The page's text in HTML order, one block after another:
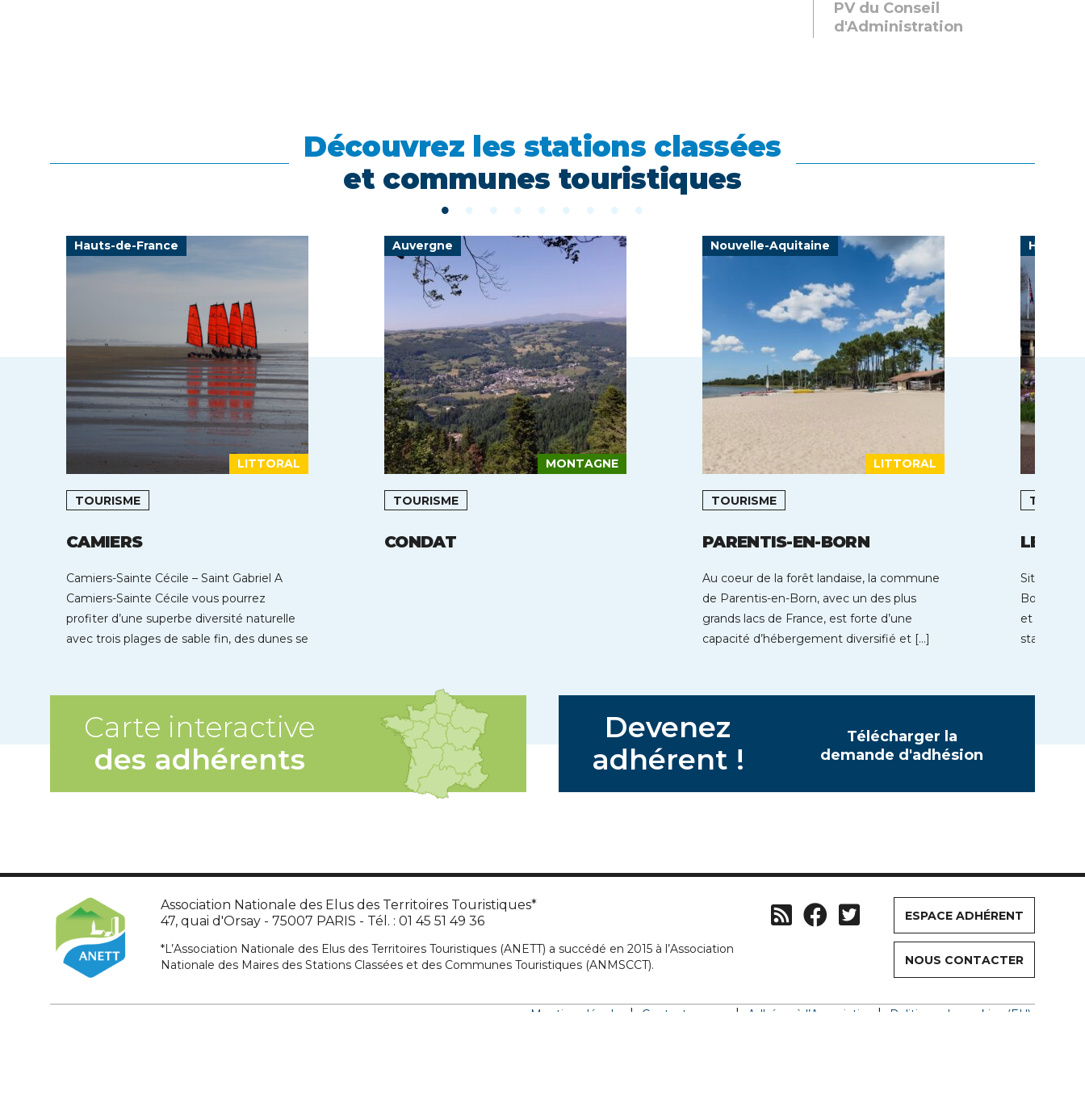
PV du Conseil
d'Administration
Découvrez les stations classées
et communes touristiques
Hauts-de-France
LITTORAL
TOURISME
CAMIERS
Camiers-Sainte Cécile – Saint Gabriel A
Camiers-Sainte Cécile vous pourrez
profiter d’une superbe diversité naturelle
avec trois plages de sable fin, des dunes se
Auvergne
MONTAGNE
TOURISME
CONDAT
Nouvelle-Aquitaine
LITTORAL
TOURISME
PARENTIS-EN-BORN
Au coeur de la forêt landaise, la commune
de Parentis-en-Born, avec un des plus
grands lacs de France, est forte d’une
capacité d’hébergement diversifié et […]
Hauts-
LE
Située sur
Boulogne-
et à
station
Carte interactive
des adhérents
Devenez
adhérent !
Télécharger la
demande d'adhésion
Association Nationale des Elus des Territoires Touristiques*
47, quai d'Orsay - 75007 PARIS - Tél. : 01 45 51 49 36
*L’Association Nationale des Elus des Territoires Touristiques (ANETT) a succédé en 2015 à l’Association
Nationale des Maires des Stations Classées et des Communes Touristiques (ANMSCCT).
ESPACE ADHÉRENT
NOUS CONTACTER
Mentions légales Contactez-nous Adhérer à l’Association Politique de cookies (EU)